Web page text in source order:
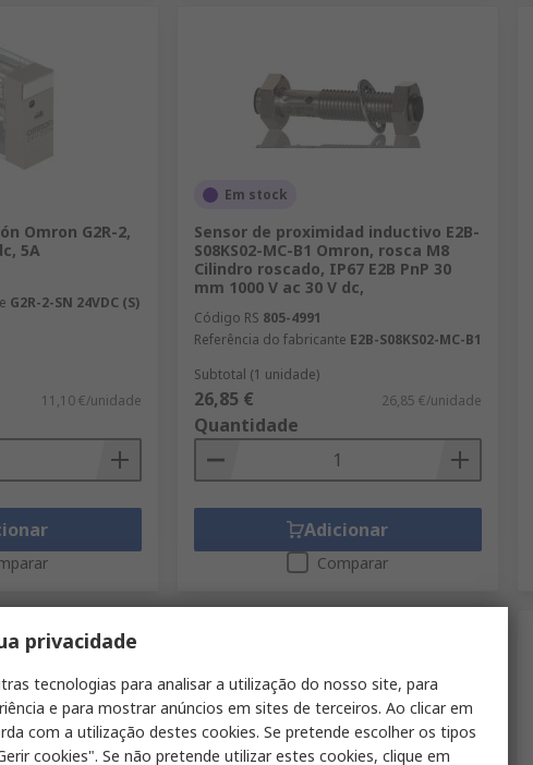
Omron G2R-2,
5A
G2R-2-SN 24VDC (S)
11,10 €/unidade
Em stock
Sensor de proximidad inductivo E2B-
S08KS02-MC-B1 Omron, rosca M8
Cilindro roscado, IP67 E2B PnP 30
mm 1000 V ac 30 V dc,
Código RS 805-4991
Referência do fabricante E2B-S08KS02-MC-B1
Subtotal (1 unidade)
26,85 € 26,85 €/unidade
Quantidade
Adicionar
Comparar
privacidade
tecnologias para analisar a utilização do nosso site, para
e para mostrar anúncios em sites de terceiros. Ao clicar em
com a utilização destes cookies. Se pretende escolher os tipos
cookies". Se não pretende utilizar estes cookies, clique em